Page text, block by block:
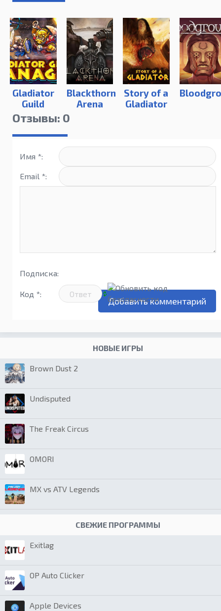
Gladiator
Guild
Manager
Blackthorn
Arena
Story of a
Gladiator
Отзывы: 0
Имя *:
Email *:
Подписка:
Код *:
НОВЫЕ ИГРЫ
Brown Dust 2
Undisputed
The Freak Circus
OMORI
MX vs ATV Legends
СВЕЖИЕ ПРОГРАММЫ
Exitlag
OP Auto Clicker
Apple Devices